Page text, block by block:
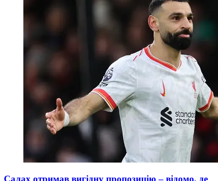
Салах отримав вигідну пропозицію – відомо, де